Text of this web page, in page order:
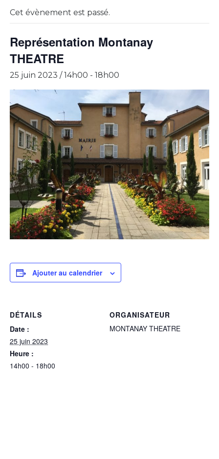
Cet évènement est passé.
Représentation Montanay
THEATRE
25 juin 2023 / 14h00 - 18h00
Ajouter au calendrier
DÉTAILS
Date :
25 juin 2023
Heure :
14h00 - 18h00
ORGANISATEUR
MONTANAY THEATRE